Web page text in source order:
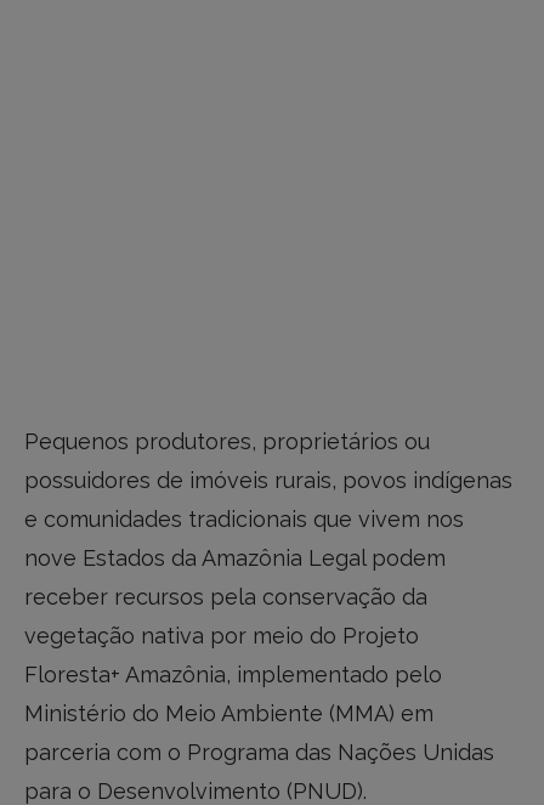
Pequenos produtores, proprietários ou
possuidores de imóveis rurais, povos indígenas
e comunidades tradicionais que vivem nos
nove Estados da Amazônia Legal podem
receber recursos pela conservação da
vegetação nativa por meio do Projeto
Floresta+ Amazônia, implementado pelo
Ministério do Meio Ambiente (MMA) em
parceria com o Programa das Nações Unidas
para o Desenvolvimento (PNUD).